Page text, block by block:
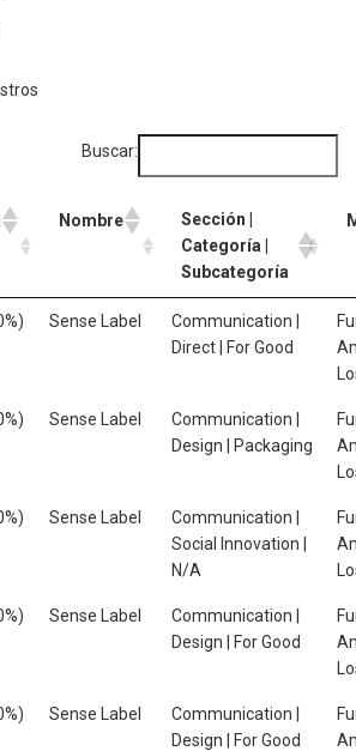
Buscar:
Nombre
Sección |
Categoría |
Subcategoría
Sense Label
Communication |
Direct | For Good
Sense Label
Communication |
Design | Packaging
Sense Label
Communication |
Social Innovation |
N/A
Sense Label
Communication |
Design | For Good
Sense Label
Communication |
Design | For Good